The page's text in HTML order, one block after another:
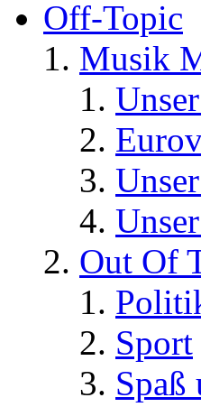
Off-Topic
Musik
Out Of
Sport